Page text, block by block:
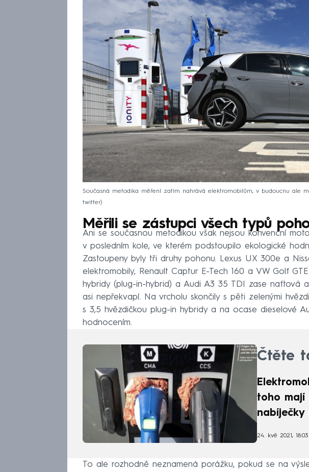
Současná metodika měření zatím nahrává elektromobilům, v budoucnu ale
twitter
Měřili se zástupci všech typů
Ani se současnou metodikou však nejsou konvenční
v posledním kole, ve kterém podstoupilo ekologické
Zastoupeny byly tři druhy pohonu. Lexus UX 300e a
elektromobily, Renault Captur E-Tech 160 a VW Golf
hybridy (plug-in-hybrid) a Audi A3 35 TDI zase naftová
asi nepřekvapí. Na vrcholu skončily s pěti zelenými
s 3,5 hvězdičkou plug-in hybridy a na ocase dieselové
hodnocením.
Čtěte
toho mají
nabíječky
24. kvě 2021, 18:03
To ale rozhodně neznamená porážku, pokud se na